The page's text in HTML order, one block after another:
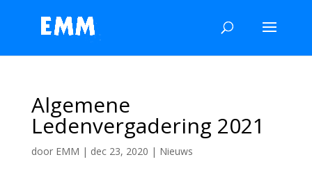
Algemene
Ledenvergadering 2021
door EMM | dec 23, 2020 | Nieuws